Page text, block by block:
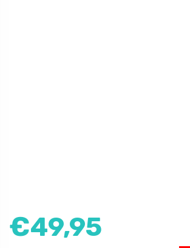
€49,95